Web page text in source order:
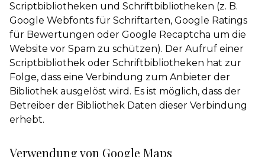
Scriptbibliotheken und Schriftbibliotheken (z. B.
Google Webfonts für Schriftarten, Google Ratings
für Bewertungen oder Google Recaptcha um die
Website vor Spam zu schützen). Der Aufruf einer
Scriptbibliothek oder Schriftbibliotheken hat zur
Folge, dass eine Verbindung zum Anbieter der
Bibliothek ausgelöst wird. Es ist möglich, dass der
Betreiber der Bibliothek Daten dieser Verbindung
erhebt.
Verwendung von Google Maps